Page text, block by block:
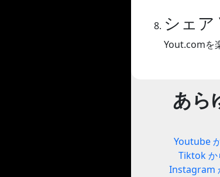
シェ
Yout.comを
あら
Youtube
Tiktok か
Instagram